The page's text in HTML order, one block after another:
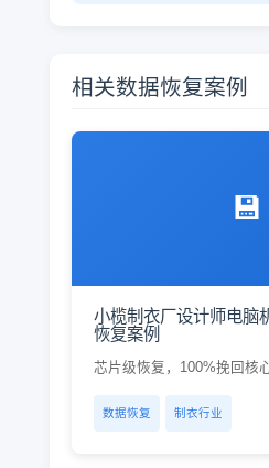
相关数据恢复案例
💾
小榄制衣厂设计师电脑
恢复案例
芯片级恢复，100%挽回核
数据恢复 制衣行业